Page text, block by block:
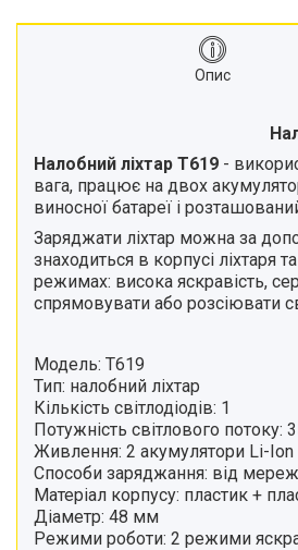
Опис
Налобний ліхтар Т619 -
вага, працює на двох
виносної батареї і
Заряджати ліхтар можна за
знаходиться в корпусі ліхтаря
режимах: висока яскравість,
спрямовувати або розсіювати
Модель: Т619
Тип: налобний ліхтар
Кількість світлодіодів: 1
Потужність світлового потоку:
Живлення: 2 акумулятори Li-
Способи заряджання: від
Матеріал корпусу: пластик +
Діаметр: 48 мм
Режими роботи: 2 режими